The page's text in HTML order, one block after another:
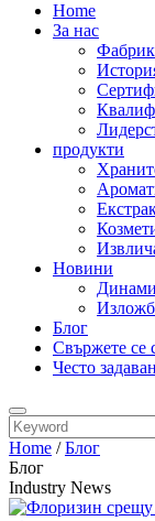
Home
За нас
продукти
Новини
Блог
Свържете се
Често
Home /Блог
Блог
Industry News